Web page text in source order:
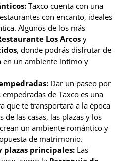
Taxco cuenta con una
con encanto, ideales
Algunos de los más
Los Arcos y
, donde podrás disfrutar de
en un ambiente íntimo y
Dar un paseo por
de Taxco es una
que te transportará a la época
de las casas, las plazas y los
un ambiente romántico y
de matrimonio.
plazas principales: Las